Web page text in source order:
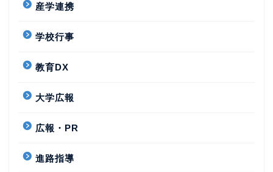
産学連携
学校行事
教育DX
大学広報
広報・PR
進路指導